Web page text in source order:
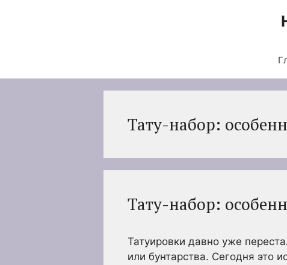
Тату-набор:
Тату-набор:
Татуировки давно уже
или бунтарства. Сегодня это